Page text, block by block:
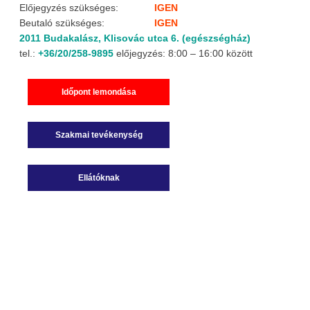
Előjegyzés szükséges: IGEN
Beutaló szükséges: IGEN
2011 Budakalász, Klisovác utca 6. (egészségház)
tel.: +36/20/258-9895 előjegyzés: 8:00 – 16:00 között